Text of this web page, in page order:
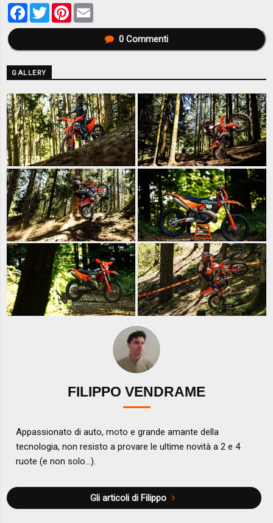
Facebook
TwitterPinterest
0Commenti
GALLERY
FILIPPO VENDRAME
Appassionato di auto, moto e grande amante della
tecnologia, non resisto a provare le ultime novità a 2 e 4
ruote (e non solo...).
Gli articoli di Filippo